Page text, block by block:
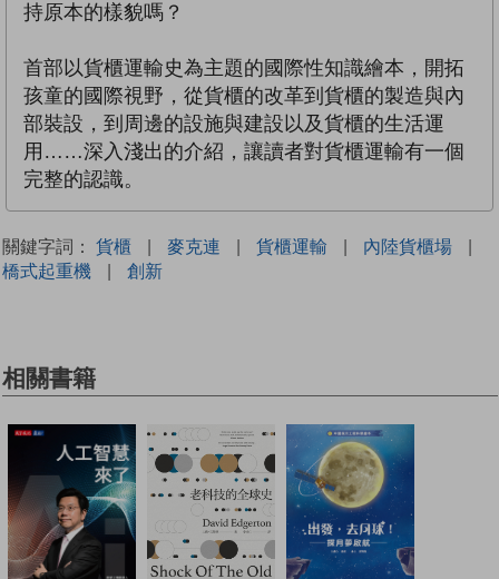
持原本的樣貌嗎？
首部以貨櫃運輸史為主題的國際性知識繪本，開拓
孩童的國際視野，從貨櫃的改革到貨櫃的製造與內
部裝設，到周邊的設施與建設以及貨櫃的生活運
用……深入淺出的介紹，讓讀者對貨櫃運輸有一個
完整的認識。
關鍵字詞： 貨櫃 | 麥克連 | 貨櫃運輸 | 內陸貨櫃場
|
橋式起重機
| 創新
相關書籍